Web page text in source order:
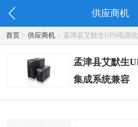
供应商机
首页> 供应商机> 孟津县艾默生UPS电源
孟津县艾默生
集成系统兼容